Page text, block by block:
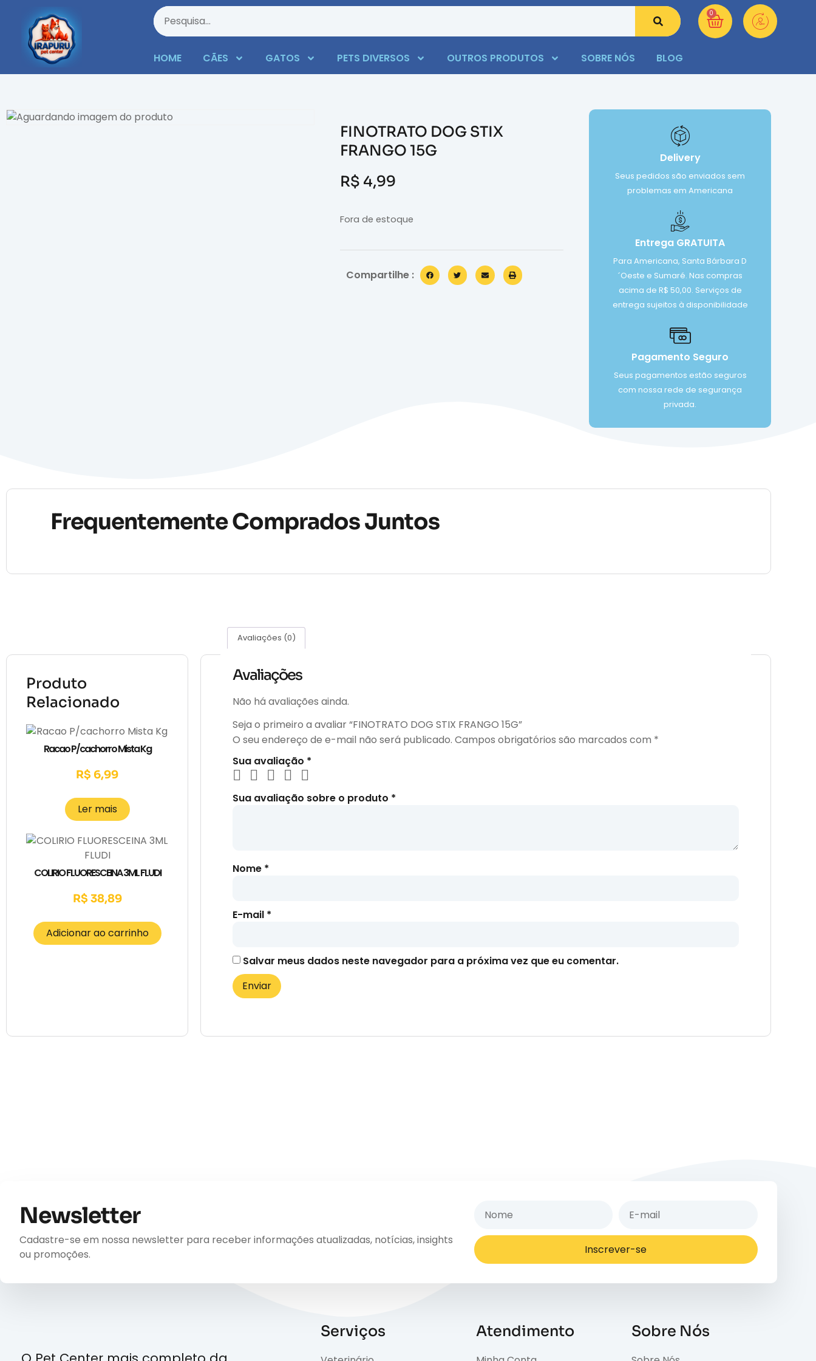
0
HOME CÃES GATOS PETS DIVERSOS OUTROS PRODUTOS SOBRE NÓS BLOG
FINOTRATO DOG STIX
FRANGO 15G
R$ 4,99
Fora de estoque
Compartilhe :
Delivery
Seus pedidos são enviados sem
problemas em Americana
Entrega GRATUITA
Para Americana, Santa Bárbara D
´Oeste e Sumaré. Nas compras
acima de R$ 50,00. Serviços de
entrega sujeitos à disponibilidade
Pagamento Seguro
Seus pagamentos estão seguros
com nossa rede de segurança
privada.
Frequentemente Comprados Juntos
Produto
Relacionado
Racao P/cachorro Mista Kg
R$ 6,99
Ler mais
COLIRIO FLUORESCEINA 3ML FLUDI
R$ 38,89
Adicionar ao carrinho
Avaliações (0)
Avaliações
Não há avaliações ainda.
Seja o primeiro a avaliar “FINOTRATO DOG STIX FRANGO 15G”
O seu endereço de e-mail não será publicado. Campos obrigatórios são marcados com *
Sua avaliação *
Sua avaliação sobre o produto *
Nome *
E-mail *
Salvar meus dados neste navegador para a próxima vez que eu comentar.
Newsletter
Cadastre-se em nossa newsletter para receber informações atualizadas, notícias, insights
ou promoções.
Inscrever-se
Serviços Atendimento Sobre Nós